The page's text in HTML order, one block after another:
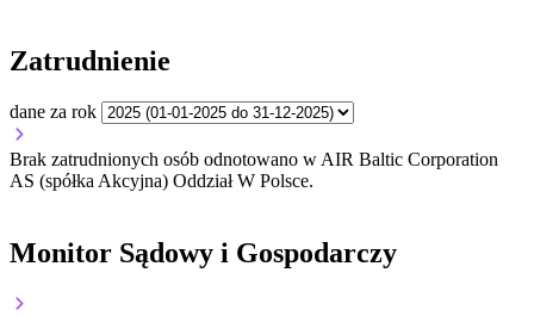
Zatrudnienie
dane za rok
Brak zatrudnionych osób odnotowano w AIR Baltic Corporation
AS (spółka Akcyjna) Oddział W Polsce.
Monitor Sądowy i Gospodarczy